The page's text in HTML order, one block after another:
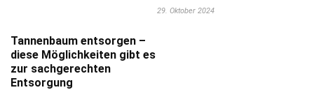
29. Oktober 2024
Tannenbaum entsorgen –
diese Möglichkeiten gibt es
zur sachgerechten
Entsorgung